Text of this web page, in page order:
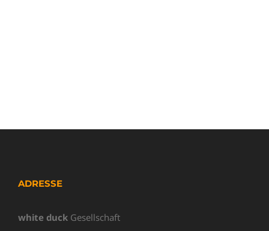
ADRESSE
white duck Gesellschaft